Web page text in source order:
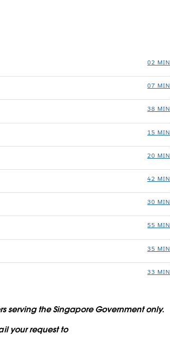
02 MIN
07 MIN
38 MIN
15 MIN
20 MIN
42 MIN
30 MIN
55 MIN
35 MIN
33 MIN
serving the Singapore Government only.
your request to